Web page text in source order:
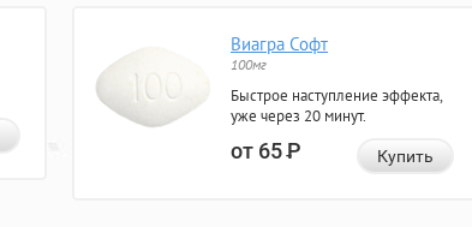
Виагра Софт
100мг
Быстрое наступление эффекта,
уже через 20 минут.
от 65Р Купить